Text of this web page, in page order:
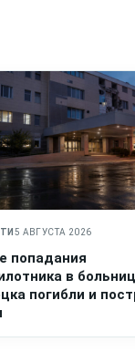
5 АВГУСТА 2026
попадания
в
погибли и